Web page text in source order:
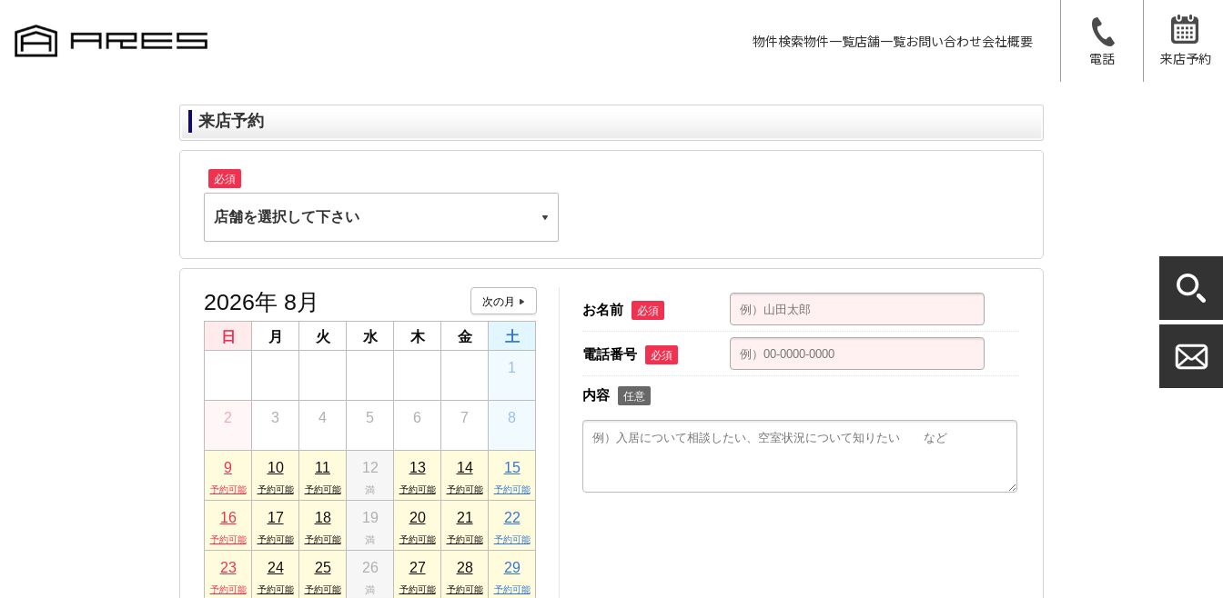
物件検索物件一覧店舗一覧お問い合わせ会社概要
電話
来店予約
来店予約
必須
店舗を選択して下さい
ARES千葉店
ARES鎌取店
千葉県千葉市緑区おゆみ野３丁目23-5
ARES都賀店
ARES成田店
千葉県成田市ウイング土屋267 メゾンドプロヴァンス 1F
ARES市原店
千葉県市原市五井中央東１丁目18-2
2026年 8月
日 月 火 水 木 金
土
1
2 3 4 5 6 7 8
9 10 11 12 13 14 15
16 17 18 19 20 21 22
23 24 25 26 27 28 29
お名前 必須
電話番号 必須
内容 任意